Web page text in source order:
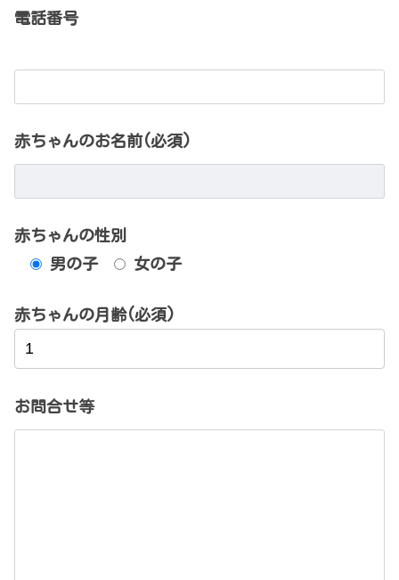
電話番号
赤ちゃんのお名前(必須)
赤ちゃんの性別
男の子
女の子
赤ちゃんの月齢(必須)
お問合せ等